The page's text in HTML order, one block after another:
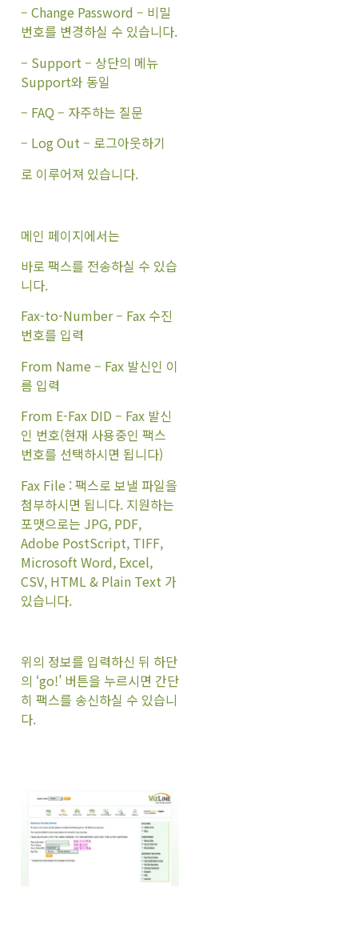
– Change Password – 비밀
번호를 변경하실 수 있습니다.
– Support – 상단의 메뉴
Support와 동일
– FAQ – 자주하는 질문
– Log Out – 로그아웃하기
로 이루어져 있습니다.
메인 페이지에서는
바로 팩스를 전송하실 수 있습
니다.
Fax-to-Number – Fax 수진
번호를 입력
From Name – Fax 발신인 이
름 입력
From E-Fax DID – Fax 발신
인 번호(현재 사용중인 팩스
번호를 선택하시면 됩니다)
Fax File : 팩스로 보낼 파일을
첨부하시면 됩니다. 지원하는
포맷으로는 JPG, PDF,
Adobe PostScript, TIFF,
Microsoft Word, Excel,
CSV, HTML & Plain Text 가
있습니다.
위의 정보를 입력하신 뒤 하단
의 ‘go!’ 버튼을 누르시면 간단
히 팩스를 송신하실 수 있습니
다.